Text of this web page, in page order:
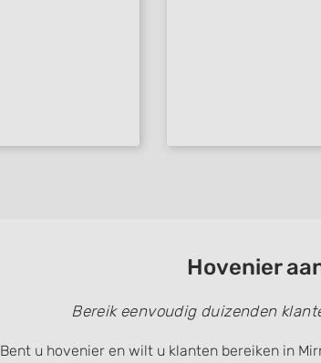
Hovenier
Bereik eenvoudig duizenden
Bent u hovenier en wilt u klanten bereiken in